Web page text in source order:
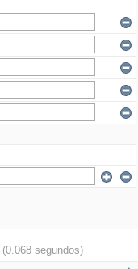
(0.068 segundos)